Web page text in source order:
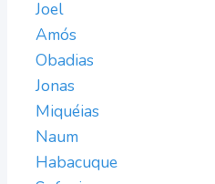
Joel
Amós
Obadias
Jonas
Miquéias
Naum
Habacuque